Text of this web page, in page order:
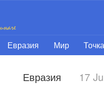
Евразия Мир
Евразия 17